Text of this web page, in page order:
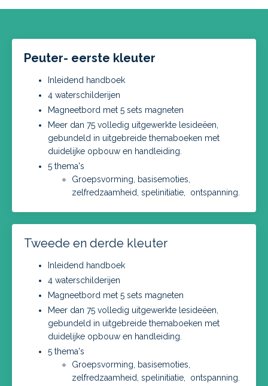
Peuter- eerste kleuter
Inleidend handboek
4 waterschilderijen
Magneetbord met 5 sets magneten
Meer dan 75 volledig uitgewerkte lesideëen,
gebundeld in uitgebreide themaboeken met
duidelijke opbouw en handleiding.
5 thema's
Groepsvorming, basisemoties,
zelfredzaamheid, spelinitiatie, ontspanning.
Tweede en derde kleuter
Inleidend handboek
4 waterschilderijen
Magneetbord met 5 sets magneten
Meer dan 75 volledig uitgewerkte lesideëen,
gebundeld in uitgebreide themaboeken met
duidelijke opbouw en handleiding.
5 thema's
Groepsvorming, basisemoties,
zelfredzaamheid, spelinitiatie, ontspanning.